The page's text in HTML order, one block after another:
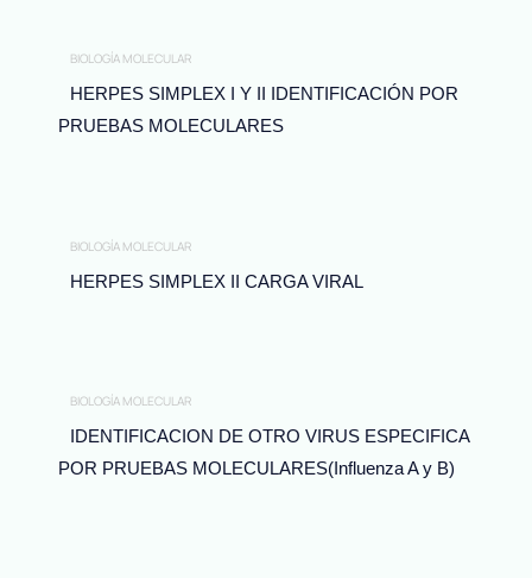
BIOLOGÍA MOLECULAR
HERPES SIMPLEX I Y II IDENTIFICACIÓN POR
PRUEBAS MOLECULARES
BIOLOGÍA MOLECULAR
HERPES SIMPLEX II CARGA VIRAL
BIOLOGÍA MOLECULAR
IDENTIFICACION DE OTRO VIRUS ESPECIFICA
POR PRUEBAS MOLECULARES(Influenza A y B)